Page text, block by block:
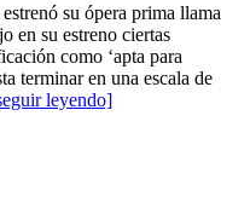
estrenó su ópera prima llama
en su estreno ciertas
como ‘apta para
terminar en una escala de
leyendo]